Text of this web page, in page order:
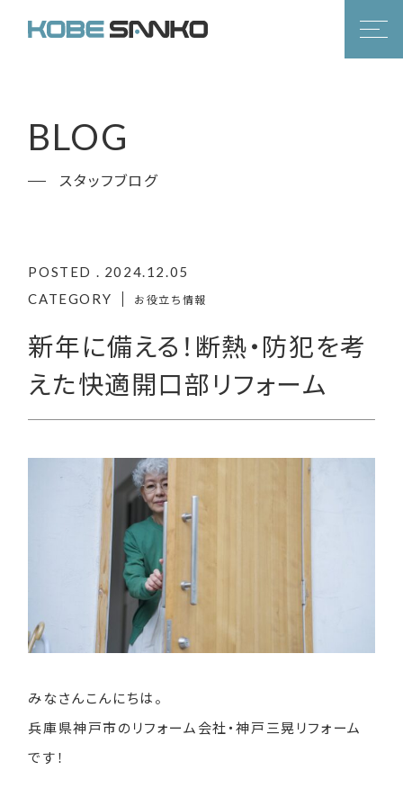
BLOG
スタッフブログ
POSTED . 2024.12.05
CATEGORY
お役立ち情報
新年に備える！断熱・防犯を考
えた快適開口部リフォーム
みなさんこんにちは。
兵庫県神戸市のリフォーム会社・神戸三晃リフォーム
です！